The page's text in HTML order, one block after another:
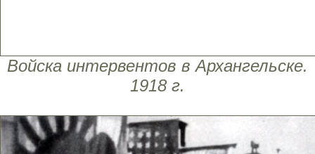
Войска интервентов в Архангельске.
1918 г.